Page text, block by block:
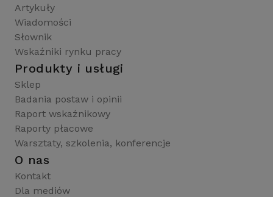
Artykuły
Wiadomości
Słownik
Wskaźniki rynku pracy
Produkty i usługi
Sklep
Badania postaw i opinii
Raport wskaźnikowy
Raporty płacowe
Warsztaty, szkolenia, konferencje
O nas
Kontakt
Dla mediów